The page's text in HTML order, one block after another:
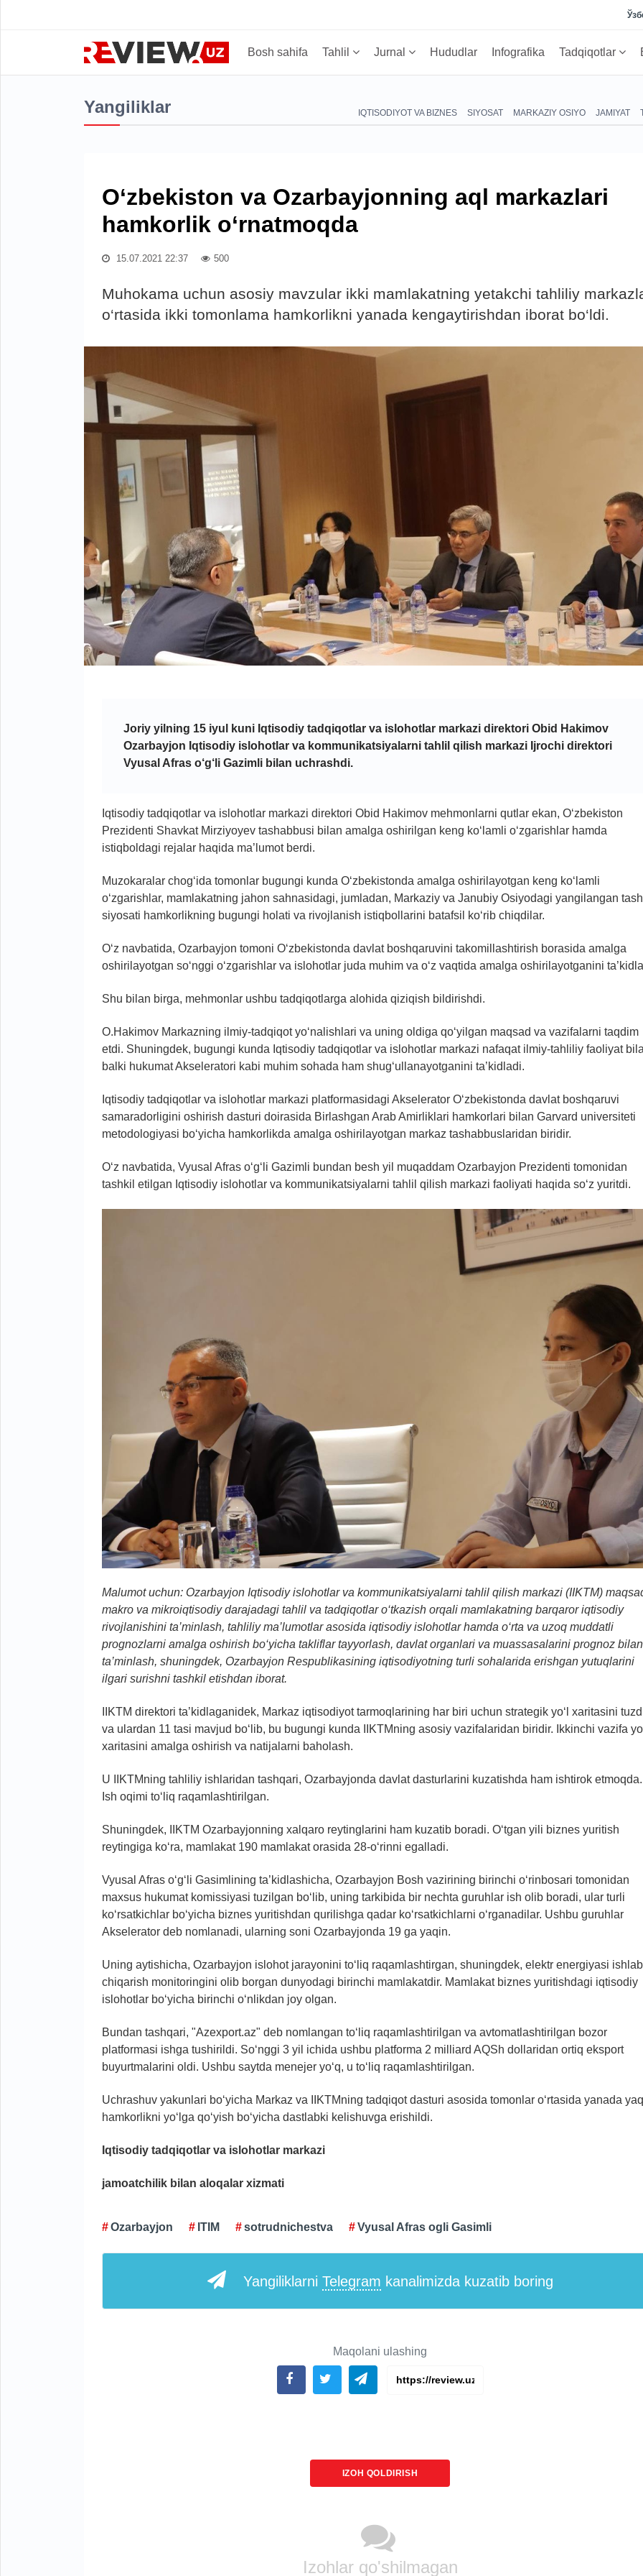
Bosh sahifa Tahlil Jurnal Hududlar Infografika Tadqiqotlar
Yangiliklar IQTISODIYOT VA BIZNES SIYOSAT MARKAZIY OSIYO JAMIYAT
O‘zbekiston va Ozarbayjonning aql markazlari
hamkorlik o‘rnatmoqda
15.07.2021 22:37 500
Muhokama uchun asosiy mavzular ikki mamlakatning yetakchi tahliliy
o‘rtasida ikki tomonlama hamkorlikni yanada kengaytirishdan iborat bo‘ldi.
Joriy yilning 15 iyul kuni Iqtisodiy tadqiqotlar va islohotlar markazi direktori Obid Hakimov
Ozarbayjon Iqtisodiy islohotlar va kommunikatsiyalarni tahlil qilish markazi Ijrochi direktori
Vyusal Afras o‘g‘li Gazimli bilan uchrashdi.
Iqtisodiy tadqiqotlar va islohotlar markazi direktori Obid Hakimov mehmonlarni qutlar ekan, O‘zbekiston
Prezidenti Shavkat Mirziyoyev tashabbusi bilan amalga oshirilgan keng ko‘lamli o‘zgarishlar hamda
istiqboldagi rejalar haqida ma’lumot berdi.
Muzokaralar chog‘ida tomonlar bugungi kunda O‘zbekistonda amalga oshirilayotgan keng ko‘lamli
o‘zgarishlar, mamlakatning jahon sahnasidagi, jumladan, Markaziy va Janubiy Osiyodagi yangilangan
siyosati hamkorlikning bugungi holati va rivojlanish istiqbollarini batafsil ko‘rib chiqdilar.
O‘z navbatida, Ozarbayjon tomoni O‘zbekistonda davlat boshqaruvini takomillashtirish borasida amalga
oshirilayotgan so‘nggi o‘zgarishlar va islohotlar juda muhim va o‘z vaqtida amalga oshirilayotganini
Shu bilan birga, mehmonlar ushbu tadqiqotlarga alohida qiziqish bildirishdi.
O.Hakimov Markazning ilmiy-tadqiqot yo‘nalishlari va uning oldiga qo‘yilgan maqsad va vazifalarni taqdim
etdi. Shuningdek, bugungi kunda Iqtisodiy tadqiqotlar va islohotlar markazi nafaqat ilmiy-tahliliy faoliyat
balki hukumat Akseleratori kabi muhim sohada ham shug‘ullanayotganini ta’kidladi.
Iqtisodiy tadqiqotlar va islohotlar markazi platformasidagi Akselerator O‘zbekistonda davlat boshqaruvi
samaradorligini oshirish dasturi doirasida Birlashgan Arab Amirliklari hamkorlari bilan Garvard universiteti
metodologiyasi bo‘yicha hamkorlikda amalga oshirilayotgan markaz tashabbuslaridan biridir.
O‘z navbatida, Vyusal Afras o‘g‘li Gazimli bundan besh yil muqaddam Ozarbayjon Prezidenti tomonidan
tashkil etilgan Iqtisodiy islohotlar va kommunikatsiyalarni tahlil qilish markazi faoliyati haqida so‘z yuritdi.
Malumot uchun: Ozarbayjon Iqtisodiy islohotlar va kommunikatsiyalarni tahlil qilish markazi (IIKTM)
makro va mikroiqtisodiy darajadagi tahlil va tadqiqotlaro‘tkazish orqali mamlakatning barqaror iqtisodiy
rivojlanishini ta’minlash, tahliliy ma’lumotlarasosida iqtisodiy islohotlarhamda o‘rta va uzoq muddatli
prognozlarni amalga oshirish bo‘yicha takliflar tayyorlash, davlat organlari va muassasalarini prognoz bilan
ta’minlash, shuningdek, Ozarbayjon Respublikasining iqtisodiyotning turli sohalarida erishgan yutuqlarini
ilgari surishni tashkil etishdan iborat.
IIKTM direktori ta’kidlaganidek, Markaz iqtisodiyot tarmoqlarining har biri uchun strategik yo‘l xaritasini
va ulardan 11 tasi mavjud bo‘lib, bu bugungi kunda IIKTMning asosiy vazifalaridan biridir. Ikkinchi vazifa
xaritasini amalga oshirish va natijalarni baholash.
U IIKTMning tahliliy ishlaridan tashqari, Ozarbayjonda davlat dasturlarini kuzatishda ham ishtirok etmoqda.
Ish oqimi to‘liq raqamlashtirilgan.
Shuningdek, IIKTM Ozarbayjonning xalqaro reytinglarini ham kuzatib boradi. O‘tgan yili biznes yuritish
reytingiga ko‘ra, mamlakat 190 mamlakat orasida 28-o‘rinni egalladi.
Vyusal Afras o‘g‘li Gasimlining ta’kidlashicha, Ozarbayjon Bosh vazirining birinchi o‘rinbosari tomonidan
maxsus hukumat komissiyasi tuzilgan bo‘lib, uning tarkibida bir nechta guruhlar ish olib boradi, ular turli
ko‘rsatkichlar bo‘yicha biznes yuritishdan qurilishga qadar ko‘rsatkichlarni o‘rganadilar. Ushbu guruhlar
Akselerator deb nomlanadi, ularning soni Ozarbayjonda 19 ga yaqin.
Uning aytishicha, Ozarbayjon islohot jarayonini to‘liq raqamlashtirgan, shuningdek, elektr energiyasi ishlab
chiqarish monitoringini olib borgan dunyodagi birinchi mamlakatdir. Mamlakat biznes yuritishdagi iqtisodiy
islohotlar bo‘yicha birinchi o‘nlikdan joy olgan.
Bundan tashqari, "Azexport.az" deb nomlangan to‘liq raqamlashtirilgan va avtomatlashtirilgan bozor
platformasi ishga tushirildi. So‘nggi 3 yil ichida ushbu platforma 2 milliard AQSh dollaridan ortiq eksport
buyurtmalarini oldi. Ushbu saytda menejer yo‘q, u to‘liq raqamlashtirilgan.
Uchrashuv yakunlari bo‘yicha Markaz va IIKTMning tadqiqot dasturi asosida tomonlar o‘rtasida yanada
hamkorlikni yo‘lga qo‘yish bo‘yicha dastlabki kelishuvga erishildi.
Iqtisodiy tadqiqotlar va islohotlar markazi
jamoatchilik bilan aloqalar xizmati
Ozarbayjon ITIM sotrudnichestva Vyusal Afras ogli Gasimli
Yangiliklarni Telegram kanalimizda kuzatib boring
Maqolani ulashing
IZOH QOLDIRISH
Izohlar qo'shilmagan